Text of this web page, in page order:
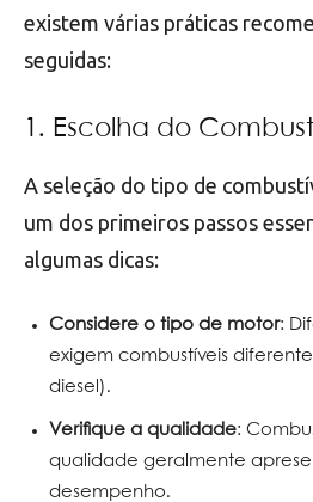
existem várias práticas
seguidas:
1. Escolha do
A seleção do tipo de
um dos primeiros passos
algumas dicas:
Considere o tipo de motor:
exigem combustíveis
diesel).
Verifique a qualidade:
qualidade geralmente
desempenho.